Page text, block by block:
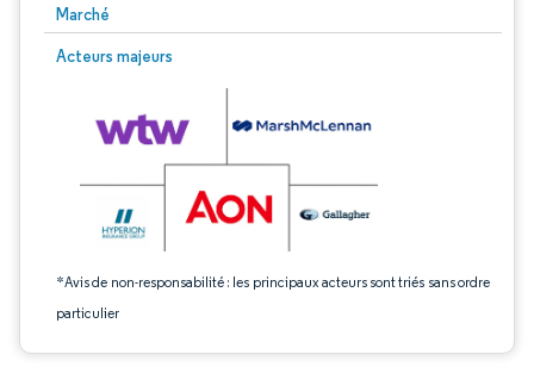
Marché
Acteurs majeurs
*Avis de non-responsabilité : les principaux acteurs sont triés sans ordre
particulier
Image © Mordor Intelligence. La réutilisation nécessite une attribution sous CC